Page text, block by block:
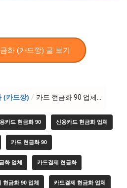
화 (카드깡) 글 보기
(카드깡) / 카드 현금화 90 업체...
카드 현금화 90 신용카드 현금화 업체
카드 현금화 90
화 업체 카드결제 현금화
현금화 90 업체 카드결제 현금화 업체